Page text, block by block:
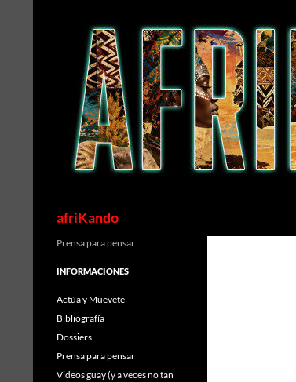
afriKando
Prensa para pensar
INFORMACIONES
Actúa y Muevete
Bibliografía
Dossiers
Prensa para pensar
Videos guay (y a veces no tan